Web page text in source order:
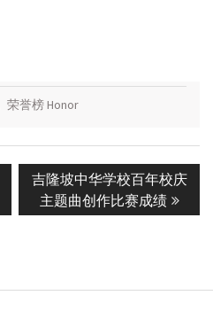
荣誉榜 Honor
Next
post:
吉隆坡中华学校百年校庆
主题曲创作比赛成绩